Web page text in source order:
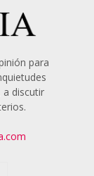
para
a discutir